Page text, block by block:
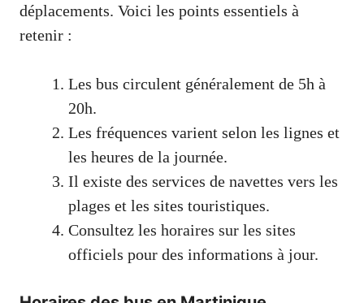
déplacements. Voici les points essentiels à
retenir :
Les bus circulent généralement de 5h à
20h.
Les fréquences varient selon les lignes et
les heures de la journée.
Il existe des services de navettes vers les
plages et les sites touristiques.
Consultez les horaires sur les sites
officiels pour des informations à jour.